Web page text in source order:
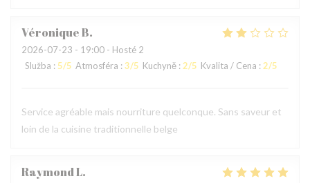
VéroniqueB
2026-07-23 - 19:00 - Hosté 2
Služba : 5/5 Atmosféra : 3/5 Kuchyně : 2/5 Kvalita / Cena : 2/5
Service agréable mais nourriture quelconque. Sans saveur et
loin de la cuisine traditionnelle belge
RaymondL